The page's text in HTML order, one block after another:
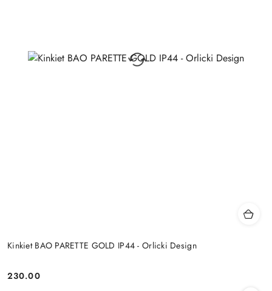
Kinkiet BAO PARETTE GOLD IP44 - Orlicki Design
Cena:
230.00